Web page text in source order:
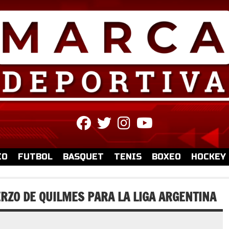
fab
fa-
facebook
fab
fa-
twitter
fab
fa-
instagram
fa-
youtube
FUTBOL BASQUET TENIS BOXEO HOCKEY
DE QUILMES PARA LA LIGA ARGENTINA